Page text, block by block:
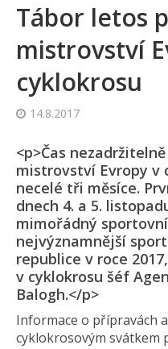
Tábor letos
mistrovství
cyklokrosu
14.8.2017
<p>Čas
mistrovství Evropy v
necelé tři měsíce.
dnech 4. a 5.
mimořádný
nejvýznamnější
republice v roce
v cyklokrosu šéf
Balogh.</p>
Informace o přípravách
cyklokrosovým svátkem